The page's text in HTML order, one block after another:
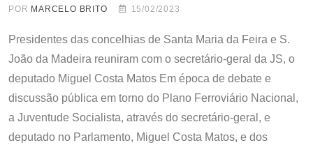
POR MARCELO BRITO 15/02/2023
Presidentes das concelhias de Santa Maria da Feira e S.
João da Madeira reuniram com o secretário-geral da JS, o
deputado Miguel Costa Matos Em época de debate e
discussão pública em torno do Plano Ferroviário Nacional,
a Juventude Socialista, através do secretário-geral, e
deputado no Parlamento, Miguel Costa Matos, e dos